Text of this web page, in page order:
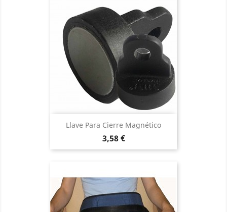
Llave Para Cierre Magnético
Precio
3,58 €